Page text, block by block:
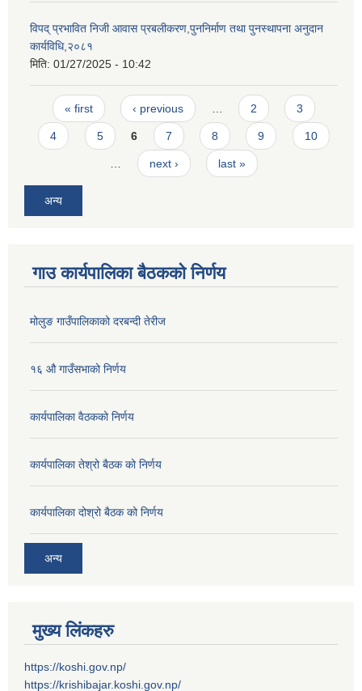
विपद् प्रभावित निजी आवास प्रबलीकरण,पुननिर्माण तथा पुनस्थापना अनुदान
कार्यविधि,२०८१
मिति: 01/27/2025 - 10:42
Pages
« first ‹ previous 2 3
4 5 6 7 8 9 10
next › last »
अन्य
गाउ कार्यपालिका बैठकको निर्णय
मोलुङ गाउँपालिकाको दरबन्दी तेरीज
१६ औ गाउँसभाको निर्णय
कार्यपालिका वैठकको निर्णय
कार्यपालिका तेश्रो बैठक को निर्णय
कार्यपालिका दोश्रो बैठक को निर्णय
अन्य
मुख्य लिंकहरु
https://koshi.gov.np/
https://krishibajar.koshi.gov.np/